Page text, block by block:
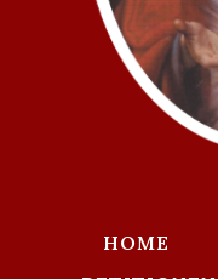
HOME